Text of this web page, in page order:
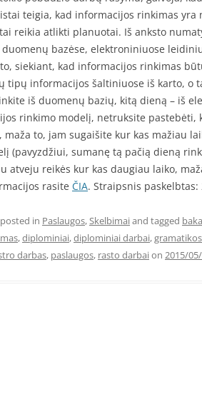
teigia, kad informacijos rinkimas yra
reikia atlikti planuotai. Iš anksto
bazėse, elektroniniuose
siekiant, kad informacijos rinkimas
tipų informacijos šaltiniuose iš karto, o
iš duomenų bazių, kitą dieną – iš
rinkimo modelį, netruksite pastebėti,
maža to, jam sugaišite kur kas mažiau
(pavyzdžiui, sumanę tą pačią dieną
atveju reikės kur kas daugiau laiko,
rasite ČIA. Straipsnis paskelbtas:
in Paslaugos,Skelbimaiand tagged
,diplominiai,diplominiai darbai,
darbas, paslaugos, rasto darbaion 2015/